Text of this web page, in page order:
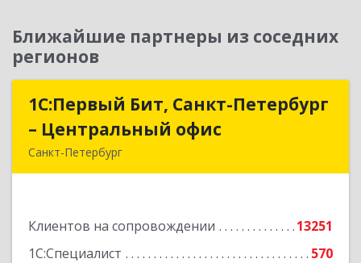
Ближайшие партнеры из соседних
регионов
1С:Первый Бит, Санкт-Петербург
– Центральный офис
Санкт-Петербург
Клиентов на сопровождении
13251
1С:Специалист
570
1С:Первый Бит, Санкт-Петербург
– Центральный офис